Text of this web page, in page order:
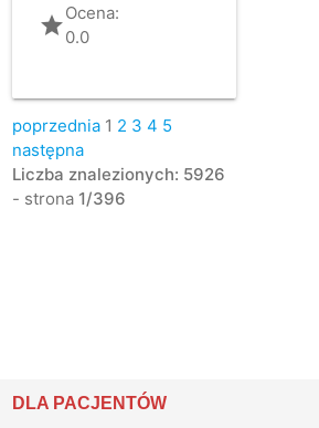
gradeOcena:
0.0
poprzednia 1 2 3 4 5
następna
Liczba znalezionych: 5926
- strona 1/396
DLA PACJENTÓW